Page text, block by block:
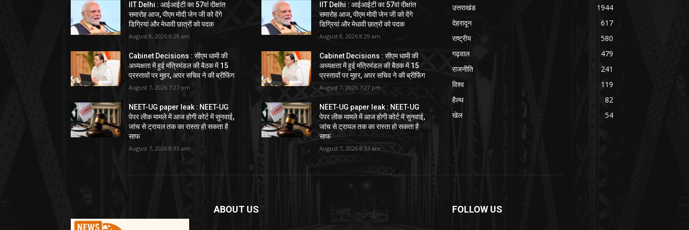
IIT Delhi : आईआईटी का 57वां दीक्षांत
समारोह आज, पीएम मोदी जेन जी को देंगे
डिग्रियां और मेधावी छात्रों को पदक
August 8, 2026 8:29 am
Cabinet Decisions : सीएम धामी की
अध्यक्षता में हुई मंत्रिमंडल की बैठक में 15
प्रस्तावों पर मुहर, अपर सचिव ने की ब्रीफिंग
August 7, 2026 7:27 pm
NEET-UG paper leak : NEET-UG
पेपर लीक मामले में आज होगी कोर्ट में सुनवाई,
जांच से ट्रायल तक का रास्ता हो सकता है
साफ
August 7, 2026 8:33 am
IIT Delhi : आईआईटी का 57वां दीक्षांत
समारोह आज, पीएम मोदी जेन जी को देंगे
डिग्रियां और मेधावी छात्रों को पदक
August 8, 2026 8:29 am
Cabinet Decisions : सीएम धामी की
अध्यक्षता में हुई मंत्रिमंडल की बैठक में 15
प्रस्तावों पर मुहर, अपर सचिव ने की ब्रीफिंग
August 7, 2026 7:27 pm
NEET-UG paper leak : NEET-UG
पेपर लीक मामले में आज होगी कोर्ट में सुनवाई,
जांच से ट्रायल तक का रास्ता हो सकता है
साफ
August 7, 2026 8:33 am
उत्तराखंड
1944
देहरादून
617
राष्ट्रीय
580
गढ़वाल
479
राजनीति
241
विश्व
119
हैल्थ
82
खेल
54
ABOUT US FOLLOW US